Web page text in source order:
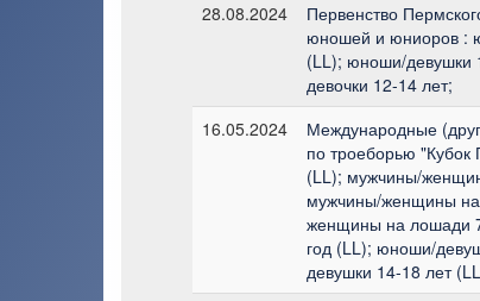
28.08.2024
Первенство
юношей и юниоров :
(LL); юноши/девушки
девочки 12-14 лет;
16.05.2024
Международные
по троеборью
(LL); мужчины/
мужчины/женщины
женщины на лошади
год (LL); юноши/
девушки 14-18 лет